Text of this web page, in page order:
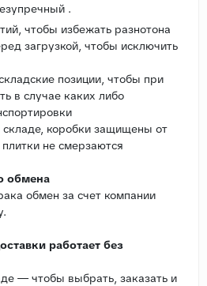
.
чтобы избежать разнотона
загрузкой, чтобы исключить
позиции, чтобы при
в случае каких либо
коробки защищены от
не смерзаются
обмена
обмен за счет компании
работает без
— чтобы выбрать, заказать и